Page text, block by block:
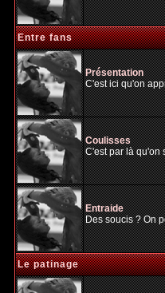
Entre fans
Présentation
C'est ici qu'on
Coulisses
C'est par là qu'on
Entraide
Des soucis ? On
Le patinage